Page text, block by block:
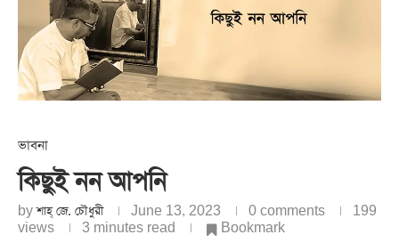
ভাবনা
কিছুই নন আপনি
byশাহ্‌ জে. চৌধুরী June 13, 2023 0 comments
199
views
3 minutes read Bookmark